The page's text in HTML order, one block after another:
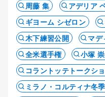
周藤 集
アデリア
ギヨーム シゼロン
木下練習公開
マデ
全米選手権
小塚
コラントッテトークシ
ミラノ・コルティナ冬